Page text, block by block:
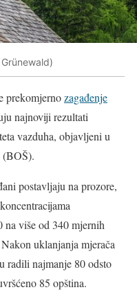
prekomjernozagađenje
najnoviji rezultati
vazduha, objavljeni u
(BOŠ).
postavljaju na prozore,
na više od 340 mjernih
uklanjanja mjerača
radili najmanje 80 odsto
85 opština.